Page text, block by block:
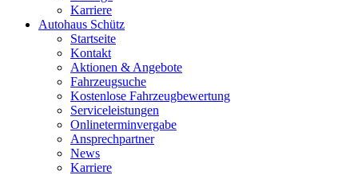
Karriere
Autohaus Schütz
Startseite
Kontakt
Aktionen & Angebote
Fahrzeugsuche
Kostenlose Fahrzeugbewertung
Serviceleistungen
Onlineterminvergabe
Ansprechpartner
News
Karriere